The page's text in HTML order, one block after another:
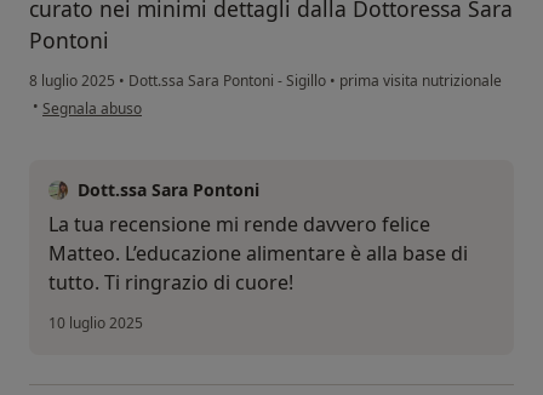
curato nei minimi dettagli dalla Dottoressa Sara
Pontoni
8 luglio 2025 • Dott.ssa Sara Pontoni - Sigillo • prima visita nutrizionale
• secondo l'opinione dell'utente Matteo Bellucci
Segnala abuso
Dott.ssa Sara Pontoni
La tua recensione mi rende davvero felice
Matteo. L’educazione alimentare è alla base di
tutto. Ti ringrazio di cuore!
10 luglio 2025